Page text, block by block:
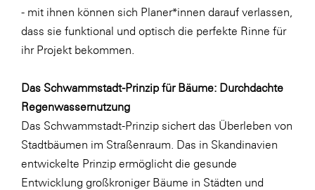
- mit ihnen können sich Planer*innen darauf verlassen,
dass sie funktional und optisch die perfekte Rinne für
ihr Projekt bekommen.
Das Schwammstadt-Prinzip für Bäume: Durchdachte
Regenwassernutzung
Das Schwammstadt-Prinzip sichert das Überleben von
Stadtbäumen im Straßenraum. Das in Skandinavien
entwickelte Prinzip ermöglicht die gesunde
Entwicklung großkroniger Bäume in Städten und